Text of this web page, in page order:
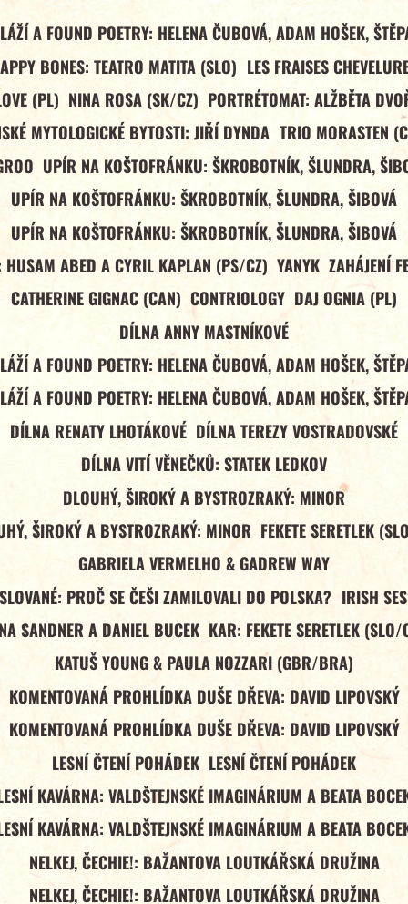
A FOUND POETRY: HELENA ČUBOVÁ, ADAM HOŠEK,
BONES: TEATRO MATITA (SLO) LES FRAISES
(PL) NINA ROSA (SK/CZ) PORTRÉTOMAT: ALŽBĚTA
MYTOLOGICKÉ BYTOSTI: JIŘÍ DYNDA TRIO MORASTEN
UPÍR NA KOŠTOFRÁNKU: ŠKROBOTNÍK, ŠLUNDRA,
UPÍR NA KOŠTOFRÁNKU: ŠKROBOTNÍK, ŠLUNDRA, ŠIBOVÁ
UPÍR NA KOŠTOFRÁNKU: ŠKROBOTNÍK, ŠLUNDRA, ŠIBOVÁ
HUSAM ABED A CYRIL KAPLAN (PS/CZ) YANYK ZAHÁJENÍ
CATHERINE GIGNAC (CAN) CONTRIOLOGY DAJ OGNIA (PL)
DÍLNA ANNY MASTNÍKOVÉ
A FOUND POETRY: HELENA ČUBOVÁ, ADAM HOŠEK,
A FOUND POETRY: HELENA ČUBOVÁ, ADAM HOŠEK,
DÍLNA RENATY LHOTÁKOVÉ DÍLNA TEREZY VOSTRADOVSKÉ
DÍLNA VITÍ VĚNEČKŮ: STATEK LEDKOV
DLOUHÝ, ŠIROKÝ A BYSTROZRAKÝ: MINOR
ŠIROKÝ A BYSTROZRAKÝ: MINOR FEKETE SERETLEK
GABRIELA VERMELHO & GADREW WAY
PROČ SE ČEŠI ZAMILOVALI DO POLSKA? IRISH
SANDNER A DANIEL BUCEK KAR: FEKETE SERETLEK (SLO/
KATUŠ YOUNG & PAULA NOZZARI (GBR/BRA)
KOMENTOVANÁ PROHLÍDKA DUŠE DŘEVA: DAVID LIPOVSKÝ
KOMENTOVANÁ PROHLÍDKA DUŠE DŘEVA: DAVID LIPOVSKÝ
LESNÍ ČTENÍ POHÁDEK LESNÍ ČTENÍ POHÁDEK
KAVÁRNA: VALDŠTEJNSKÉ IMAGINÁRIUM A BEATA
KAVÁRNA: VALDŠTEJNSKÉ IMAGINÁRIUM A BEATA
NELKEJ, ČECHIE!: BAŽANTOVA LOUTKÁŘSKÁ DRUŽINA
NELKEJ, ČECHIE!: BAŽANTOVA LOUTKÁŘSKÁ DRUŽINA